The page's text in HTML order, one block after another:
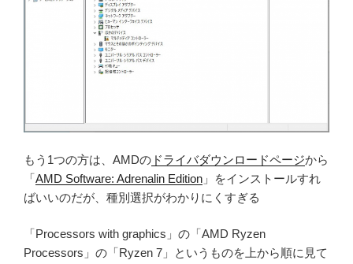
もう1つの方は、AMDの ドライバダウンロードページから
「AMD Software: Adrenalin Edition 」をインストールすれ
ばいいのだが、種別選択がわかりにくすぎる
「Processors with graphics」の「AMD Ryzen
Processors」の「Ryzen 7」というものを上から順に見て